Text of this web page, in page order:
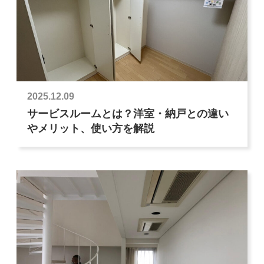
2025.12.09
サービスルームとは？洋室・納戸との違い
やメリット、使い方を解説